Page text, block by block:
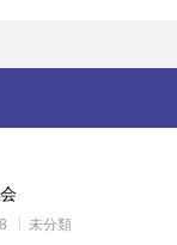
未分類